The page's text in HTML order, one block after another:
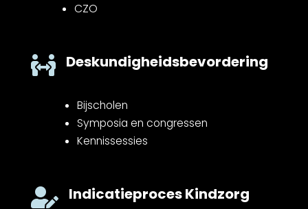
CZO
 Deskundigheidsbevordering
Bijscholen
Symposia en congressen
Kennissessies
 Indicatieproces Kindzorg